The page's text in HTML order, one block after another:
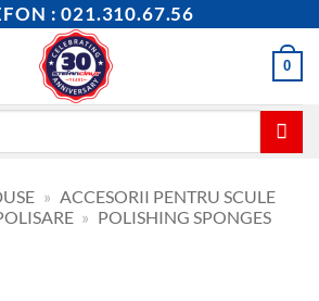
: 021.310.67.56
0
» ACCESORII PENTRU SCULE
» POLISHING SPONGES